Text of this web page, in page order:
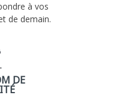
à vos
de demain.
DE